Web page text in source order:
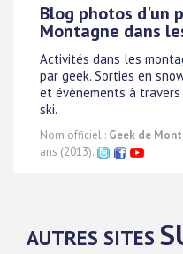
Blog photos d'un
Montagne dans
Activités dans les
par geek. Sorties en
et évènements à
ski.
Nom officiel : Geek de
ans (2013).
AUTRES SITES